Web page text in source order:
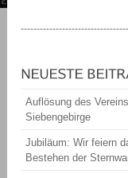
Auflösung des
Siebengebirge
Jubiläum: Wir feiern
Bestehen der